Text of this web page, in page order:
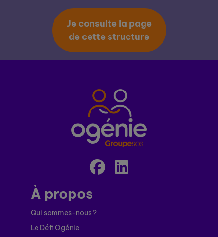
Je consulte la page
de cette structure
À propos
Qui sommes-nous ?
Le Défi Ogénie